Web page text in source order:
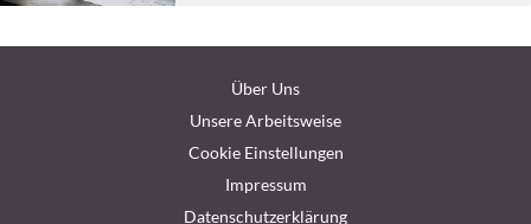
Über Uns
Unsere Arbeitsweise
Cookie Einstellungen
Impressum
Datenschutzerklärung